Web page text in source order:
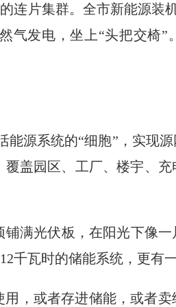
连片集群。全市新能源装
气发电，坐上“头把交椅”
源系统的“细胞”，实现
盖园区、工厂、楼宇、
满光伏板，在阳光下像
千瓦时的储能系统，更有一
，或者存进储能，或者